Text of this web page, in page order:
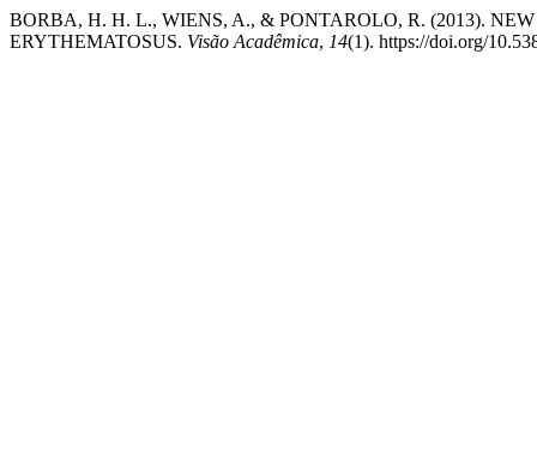
BORBA, H. H. L., WIENS, A., & PONTAROLO, R. (2013).
ERYTHEMATOSUS. Visão Acadêmica, 14(1). https://doi.org/